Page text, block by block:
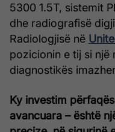
5300 1.5T, sistemit
dhe radiografisë
Radiologjisë në
pozicionin e tij si një
diagnostikës
Ky investim
avancuara – është